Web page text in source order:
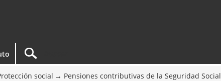
social Pensiones contributivas de la Seguridad Social